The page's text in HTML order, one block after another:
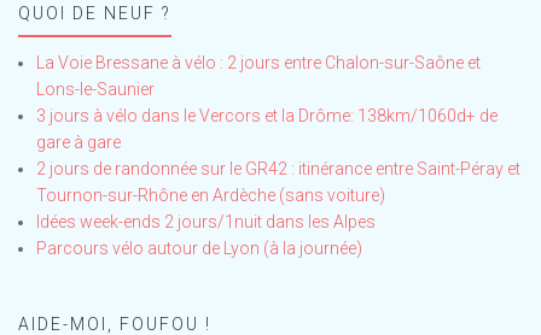
QUOI DE NEUF ?
La Voie Bressane à vélo : 2 jours entre Chalon-sur-Saône et
Lons-le-Saunier
3 jours à vélo dans le Vercors et la Drôme: 138km/1060d+ de
gare à gare
2 jours de randonnée sur le GR42 : itinérance entre Saint-Péray et
Tournon-sur-Rhône en Ardèche (sans voiture)
Idées week-ends 2 jours/1nuit dans les Alpes
Parcours vélo autour de Lyon (à la journée)
AIDE-MOI, FOUFOU !